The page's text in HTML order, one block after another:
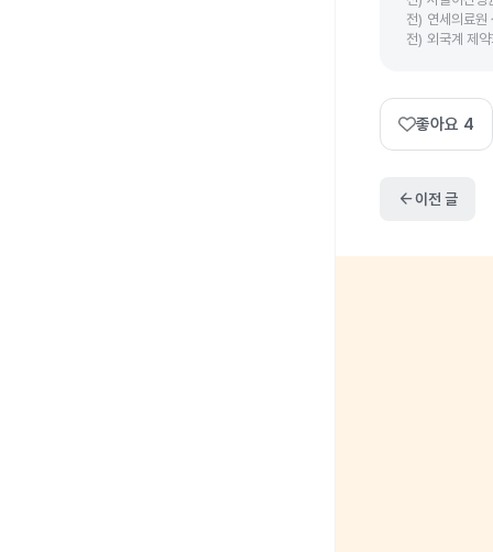
전) 연세의료원
전) 외국계 제
좋아요 4
arrow_back이전 글